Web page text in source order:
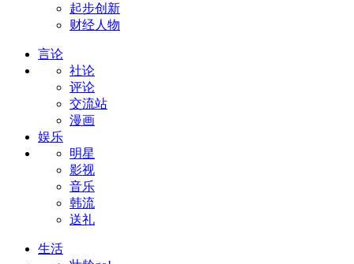
起步创新
财经人物
言论
社论
评论
交流站
漫画
娱乐
明星
影视
音乐
韩流
送礼
生活